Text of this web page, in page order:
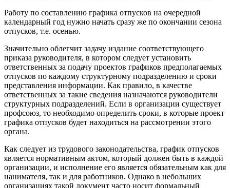
Работу по составлению графика отпусков на очередной
календарный год нужно начать сразу же по окончании сезона
отпусков, т.е. осенью.
Значительно облегчит задачу издание соответствующего
приказа руководителя, в котором следует установить
ответственных за подачу проектов графиков предполагаемых
отпусков по каждому структурному подразделению и сроки
представления информации. Как правило, в качестве
ответственных за такие сведения назначаются руководители
структурных подразделений. Если в организации существует
профсоюз, то необходимо определить сроки, в которые проект
графика отпусков будет находиться на рассмотрении этого
органа.
Как следует из трудового законодательства, график отпусков
является нормативным актом, который должен быть в каждой
организации, и исполнение его является обязательным как для
нанимателя, так и для работников. Однако в небольших
организациях такой документ часто носит формальный